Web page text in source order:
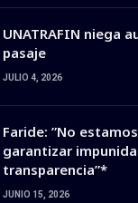
UNATRAFIN niega
pasaje
JULIO 4, 2026
Faride: ”No
garantizar
transparencia”*
JUNIO 15, 2026